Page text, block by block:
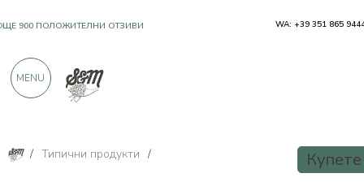
/ Типични продукти / Купете
900 ПОЛОЖИТЕЛНИ ОТЗИВИ WA: +39 351 865
MENU